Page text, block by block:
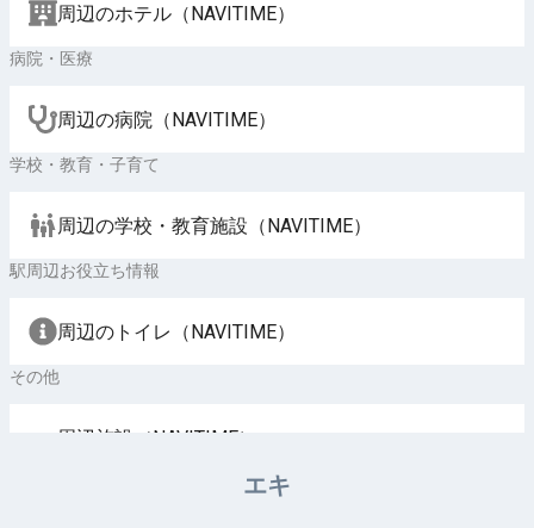
周辺のホテル（NAVITIME）
病院・医療
周辺の病院（NAVITIME）
学校・教育・子育て
周辺の学校・教育施設（NAVITIME）
駅周辺お役立ち情報
周辺のトイレ（NAVITIME）
その他
周辺施設（NAVITIME）
エキ